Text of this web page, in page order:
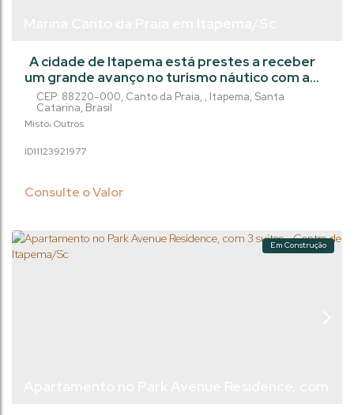
Misto Outros
Consulte o Valor
1977
1112392
CEP: 88220-000, Canto da Praia , Itapema, Santa
Catarina, Brasil
A cidade de Itapema está prestes a receber
um grande avanço no turismo náutico com a
construção da Marina Pública no Canto da
Praia. Com um investimento estimado em R$
19 milhões, o projeto promete transformar a
economia local. A marina terá capacidade
serviços de manutenção, abastecimento e...
Em Construção